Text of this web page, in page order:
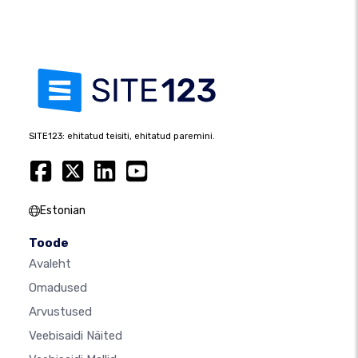
SITE123: ehitatud teisiti, ehitatud paremini.
Estonian
Toode
Avaleht
Omadused
Arvustused
Veebisaidi Näited